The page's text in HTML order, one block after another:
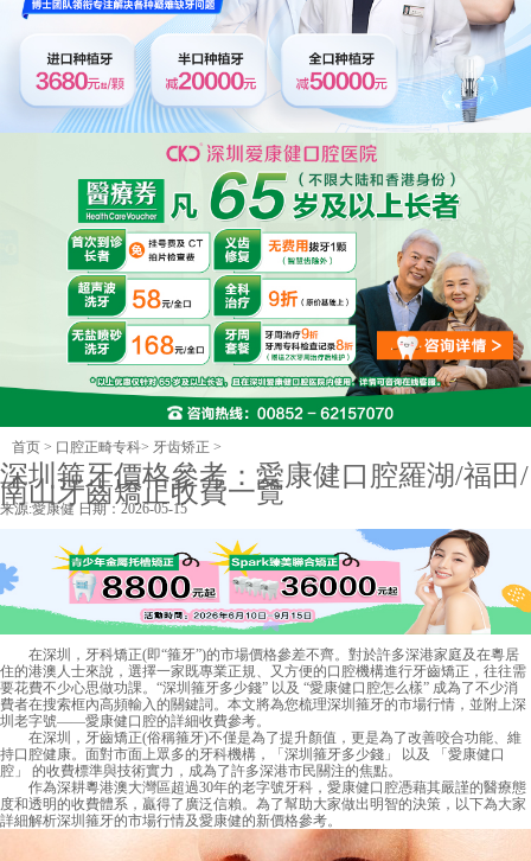
首页 > 口腔正畸专科> 牙齿矫正 >
深圳箍牙價格參考：愛康健口腔羅湖/福田/
南山牙齒矯正收費一覽
来源:愛康健日期：2026-05-15
在深圳，牙科矯正(即“箍牙”)的市場價格參差不齊。對於許多深港家庭及在粵居
住的港澳人士來說，選擇一家既專業正規、又方便的口腔機構進行牙齒矯正，往往需
要花費不少心思做功課。“深圳箍牙多少錢” 以及 “愛康健口腔怎么樣” 成為了不少消
費者在搜索框內高頻輸入的關鍵詞。本文將為您梳理深圳箍牙的市場行情，並附上深
圳老字號——愛康健口腔的詳細收費參考。
在深圳，牙齒矯正(俗稱箍牙)不僅是為了提升顏值，更是為了改善咬合功能、維
持口腔健康。面對市面上眾多的牙科機構，「深圳箍牙多少錢」 以及 「愛康健口
腔」 的收費標準與技術實力，成為了許多深港市民關注的焦點。
作為深耕粵港澳大灣區超過30年的老字號牙科，愛康健口腔憑藉其嚴謹的醫療態
度和透明的收費體系，贏得了廣泛信賴。為了幫助大家做出明智的決策，以下為大家
詳細解析深圳箍牙的市場行情及愛康健的新價格參考。